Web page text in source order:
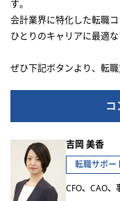
す。
会計業界に特化した転職
ひとりのキャリアに最適
ぜひ下記ボタンより、転
コ
吉岡 美香
転職サポー
CFO、CAO、